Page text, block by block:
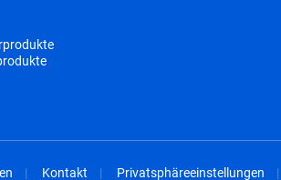
Kontakt Privatsphäreeinstellungen